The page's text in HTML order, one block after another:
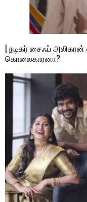
| நடிகர் சைஃப் அலிகான்
கொலைகாரனா?